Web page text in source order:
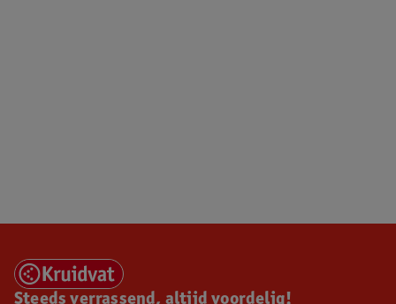
Steeds verrassend, altijd voordelig!